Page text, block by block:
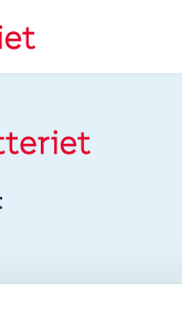
m.fl.